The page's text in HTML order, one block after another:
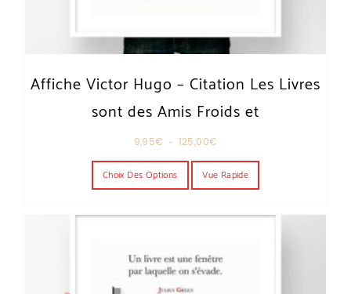
Affiche Victor Hugo – Citation Les Livres
sont des Amis Froids et
9,95€ – 125,00€
Choix Des Options
Ce produit a plusieurs variations. Les
Vue Rapide